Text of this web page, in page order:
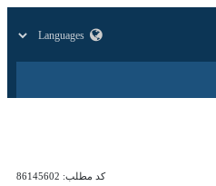
کد مطلب: 86145602